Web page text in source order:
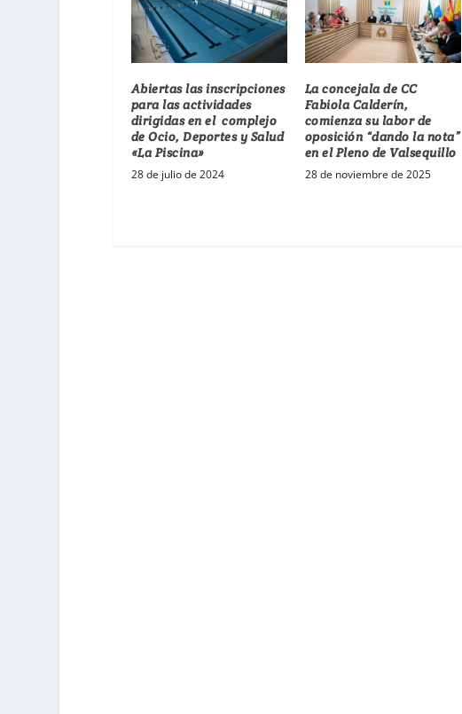
Abiertas las inscripciones
para las actividades
dirigidas en el complejo
de Ocio, Deportes y Salud
«La Piscina»
28 de julio de 2024
La concejala de CC
Fabiola Calderín,
comienza su labor de
oposición “dando la nota”
en el Pleno de Valsequillo
28 de noviembre de 2025